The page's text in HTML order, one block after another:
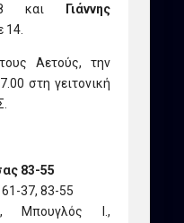
και
Γιάννης
14.
Αετούς, την
στη γειτονική
83-55
37, 83-55
Μπουγλός Ι.,